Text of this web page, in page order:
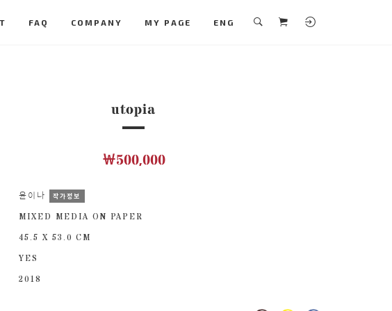
FAQ COMPANY MY PAGE ENG
utopia
￦500,000
윤이나 작가정보
MIXED MEDIA ON PAPER
45.5 X 53.0 CM
YES
2018